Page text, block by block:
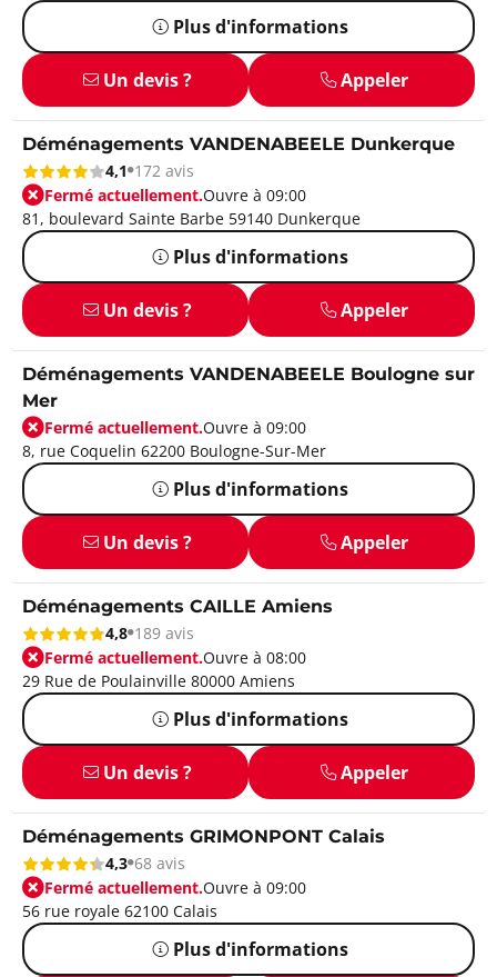
Plus d'informations
Un devis ? Appeler
Déménagements VANDENABEELE Dunkerque
4,1 172 avis
Fermé actuellement.Ouvre à 09:00
81, boulevard Sainte Barbe 59140 Dunkerque
Plus d'informations
Un devis ? Appeler
Déménagements VANDENABEELE Boulogne sur
Mer
Fermé actuellement.Ouvre à 09:00
8, rue Coquelin 62200 Boulogne-Sur-Mer
Plus d'informations
Un devis ? Appeler
Déménagements CAILLE Amiens
4,8 189 avis
Fermé actuellement.Ouvre à 08:00
29 Rue de Poulainville 80000 Amiens
Plus d'informations
Un devis ? Appeler
Déménagements GRIMONPONT Calais
4,3 68 avis
Fermé actuellement.Ouvre à 09:00
56 rue royale 62100 Calais
Plus d'informations